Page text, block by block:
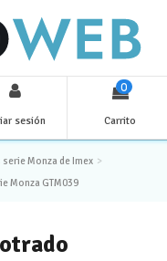
sesión
0
Carrito
Monza de Imex
Monza GTM039